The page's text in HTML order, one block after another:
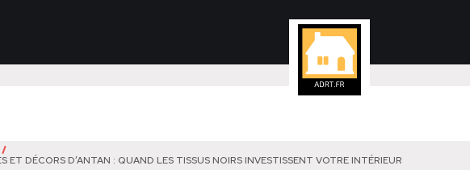
ET DÉCORS D’ANTAN : QUAND LES TISSUS NOIRS INVESTISSENT VOTRE INTÉRIEUR